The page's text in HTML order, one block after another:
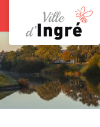
contenu
principal
Contenu